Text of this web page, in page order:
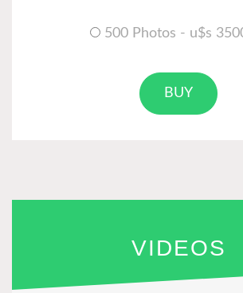
500 Photos - u$s
BUY
VIDEOS